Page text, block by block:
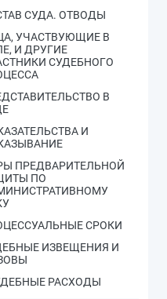
СУДА. ОТВОДЫ
УЧАСТВУЮЩИЕ В
И ДРУГИЕ
СУДЕБНОГО
В
И
ПРЕДВАРИТЕЛЬНОЙ
ПО
СРОКИ
ИЗВЕЩЕНИЯ И
РАСХОДЫ